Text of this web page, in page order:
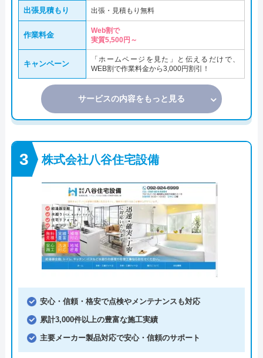
出張見積もり 出張・見積もり無料
作業料金
Web割で
実質5,500円～
キャンペーン
「ホームページを見た」と伝えるだけで、
WEB割で作業料金から3,000円割引！
サービスの内容をもっと見る
株式会社八谷住宅設備
安心・信頼・格安で点検やメンテナンスも対応
累計3,000件以上の豊富な施工実績
主要メーカー製品対応で安心・信頼のサポート